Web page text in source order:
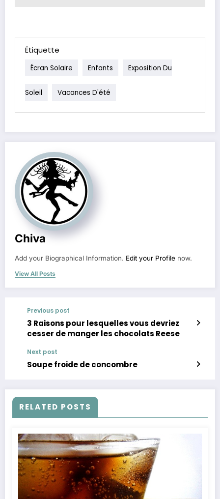
Étiquette
Écran Solaire Enfants Exposition Du
Soleil Vacances D'été
Chiva
Add your Biographical Information. Edit your Profile now.
View All Posts
Previous post
3 Raisons pour lesquelles vous devriez
cesser de manger les chocolats Reese
Next post
Soupe froide de concombre
RELATED POSTS